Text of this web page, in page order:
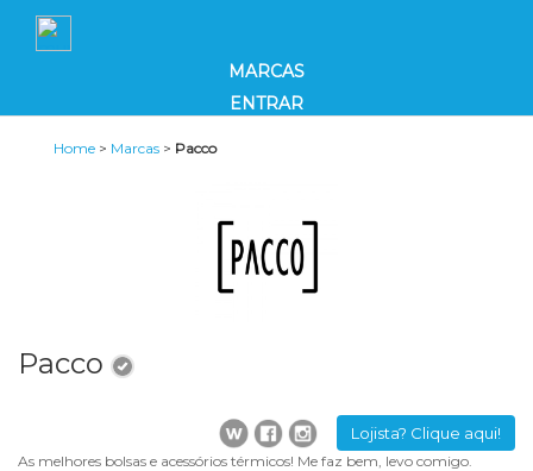
MARCAS
ENTRAR
Home > Marcas > Pacco
Pacco
Lojista? Clique aqui!
As melhores bolsas e acessórios térmicos! Me faz bem, levo comigo.